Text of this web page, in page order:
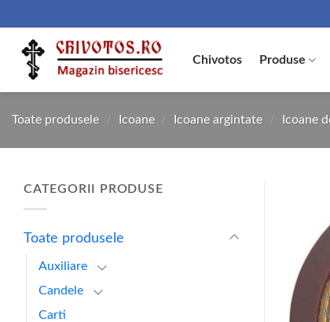
to
content
Chivotos Produse
Toate produsele / Icoane / Icoane argintate / Icoane
CATEGORII PRODUSE
Toate produsele
Auxiliare
Candele
Carti